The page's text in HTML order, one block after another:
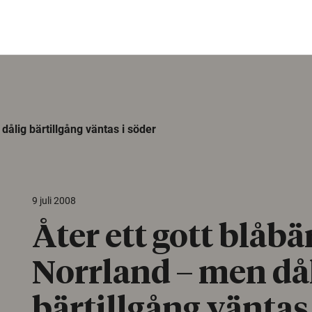
bärtillgång väntas i söder
9 juli 2008
Åter ett gott
Norrland – men